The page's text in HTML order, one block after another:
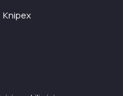
Knipex